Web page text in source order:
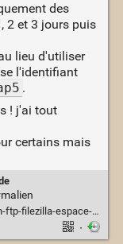
des
2 et 3 jours puis
lieu d'utiliser
l'identifiant
.
! j'ai tout
certains mais
#recuperation-via-filezilla
·